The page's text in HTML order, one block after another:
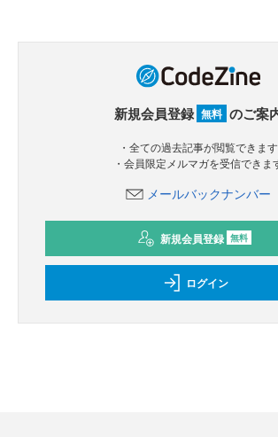
新規会員登録 無料 のご案
・全ての過去記事が閲覧できます
・会員限定メルマガを受信できま
メールバックナンバー
新規会員登録 無料
ログイン